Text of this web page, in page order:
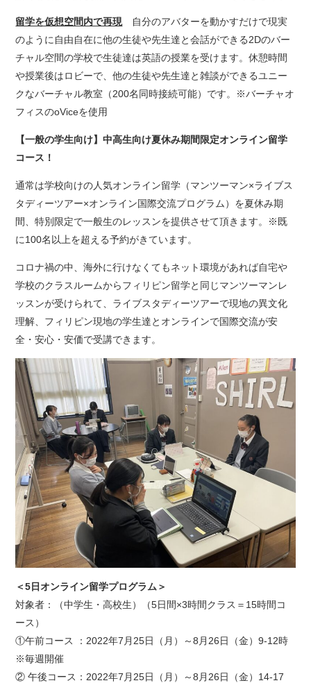
留学を仮想空間内で再現自分のアバターを動かすだけで現実
のように自由自在に他の生徒や先生達と会話ができる2Dのバー
チャル空間の学校で生徒達は英語の授業を受けます。休憩時間
や授業後はロビーで、他の生徒や先生達と雑談ができるユニー
クなバーチャル教室（200名同時接続可能）です。※バーチャオ
フィスのoViceを使用
【一般の学生向け】中高生向け夏休み期間限定オンライン留学
コース！
通常は学校向けの人気オンライン留学（マンツーマン×ライブス
タディーツアー×オンライン国際交流プログラム）を夏休み期
間、特別限定で一般生のレッスンを提供させて頂きます。※既
に100名以上を超える予約がきています。
コロナ禍の中、海外に行けなくてもネット環境があれば自宅や
学校のクラスルームからフィリピン留学と同じマンツーマンレ
ッスンが受けられて、ライブスタディーツアーで現地の異文化
理解、フィリピン現地の学生達とオンラインで国際交流が安
全・安心・安価で受講できます。
＜5日オンライン留学プログラム＞
対象者：（中学生・高校生）（5日間×3時間クラス＝15時間コ
ース）
①午前コース ：2022年7月25日（月）～8月26日（金）9-12時
※毎週開催
② 午後コース：2022年7月25日（月）～8月26日（金）14-17